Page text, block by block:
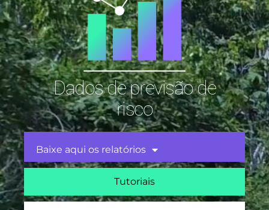
Dados de previsão de
risco
Baixe aqui os relatórios
Tutoriais